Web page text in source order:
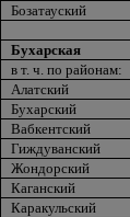
Бозатауский
Бухарская
в т. ч. по районам:
Алатский
Бухарский
Вабкентский
Гиждуванский
Жондорский
Каганский
Каракульский